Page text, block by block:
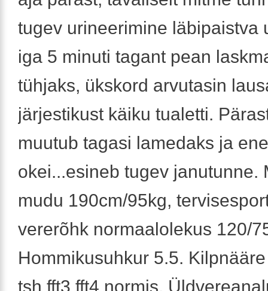
tugev urineerimine läbipaistva
iga 5 minuti tagant pean
tühjaks, ükskord arvutasin
järjestikust käiku tualetti.
muutub tagasi lamedaks ja
okei...esineb tugev janutunne.
mudu 190cm/95kg,
vererõhk normaalolekus 120/
Hommikusuhkur 5.5.
tsh fft3 fft4 normis.